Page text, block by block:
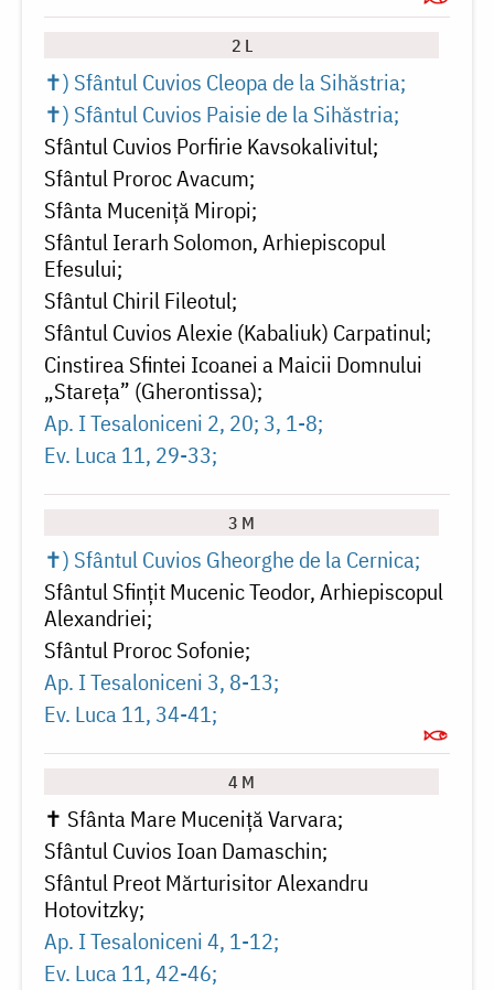
2 L
✝) Sfântul Cuvios Cleopa de la Sihăstria
✝) Sfântul Cuvios Paisie de la Sihăstria
Sfântul Cuvios Porfirie Kavsokalivitul
Sfântul Proroc Avacum
Sfânta Muceniță Miropi
Sfântul Ierarh Solomon, Arhiepiscopul
Efesului
Sfântul Chiril Fileotul
Sfântul Cuvios Alexie (Kabaliuk) Carpatinul
Cinstirea Sfintei Icoanei a Maicii Domnului
„Stareța” (Gherontissa)
Ap. I Tesaloniceni 2, 20; 3, 1-8
Ev. Luca 11, 29-33
3 M
✝) Sfântul Cuvios Gheorghe de la Cernica
Sfântul Sfințit Mucenic Teodor, Arhiepiscopul
Alexandriei
Sfântul Proroc Sofonie
Ap. I Tesaloniceni 3, 8-13
Ev. Luca 11, 34-41
4 M
✝ Sfânta Mare Muceniță Varvara
Sfântul Cuvios Ioan Damaschin
Sfântul Preot Mărturisitor Alexandru
Hotovitzky
Ap. I Tesaloniceni 4, 1-12
Ev. Luca 11, 42-46